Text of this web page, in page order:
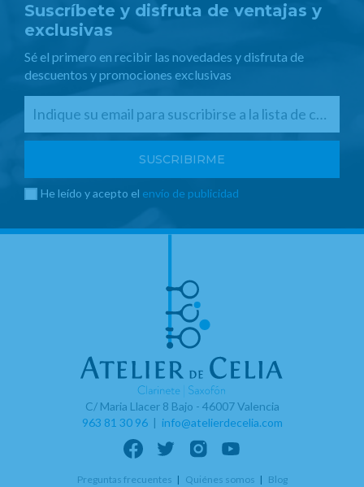
Suscríbete y disfruta de ventajas y
exclusivas
Sé el primero en recibir las novedades y disfruta de
descuentos y promociones exclusivas
He leído y acepto el envío de publicidad
C/ Maria Llacer 8 Bajo - 46007 Valencia
963 81 30 96| info@atelierdecelia.com
Preguntas frecuentes Quiénes somos Blog